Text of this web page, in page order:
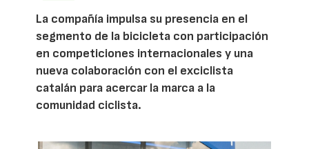
La compañía impulsa su presencia en el
segmento de la bicicleta con participación
en competiciones internacionales y una
nueva colaboración con el exciclista
catalán para acercar la marca a la
comunidad ciclista.